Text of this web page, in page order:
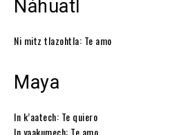
Náhuatl
Ni mitz tlazohtla: Te amo
Maya
In k’aatech: Te quiero
In yaakumech: Te amo